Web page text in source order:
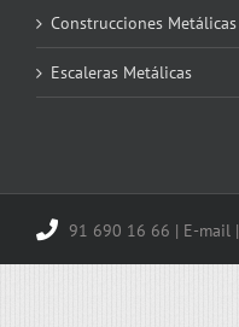
Construcciones Metálicas
Escaleras Metálicas
91 690 16 66 | E-mail |